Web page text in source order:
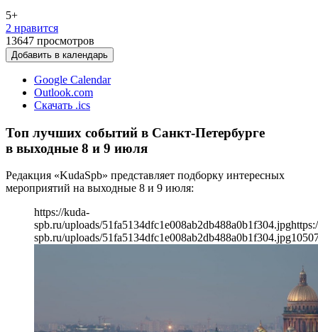
5+
2 нравится
13647 просмотров
Добавить в календарь
Google Calendar
Outlook.com
Скачать .ics
Топ лучших событий в Санкт-Петербурге
в выходные 8 и 9 июля
Редакция «KudaSpb» представляет подборку интересных
мероприятий на выходные 8 и 9 июля:
https://kuda-
spb.ru/uploads/51fa5134dfc1e008ab2db488a0b1f304.jpg
spb.ru/uploads/51fa5134dfc1e008ab2db488a0b1f304.jpg1050